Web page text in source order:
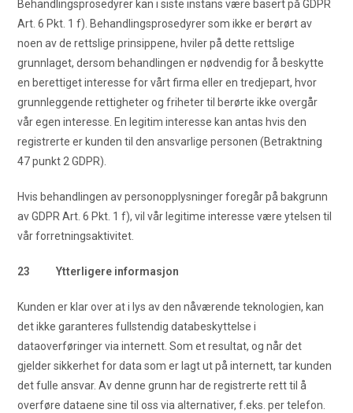
Behandlingsprosedyrer kan i siste instans være basert på GDPR
Art. 6 Pkt. 1 f). Behandlingsprosedyrer som ikke er berørt av
noen av de rettslige prinsippene, hviler på dette rettslige
grunnlaget, dersom behandlingen er nødvendig for å beskytte
en berettiget interesse for vårt firma eller en tredjepart, hvor
grunnleggende rettigheter og friheter til berørte ikke overgår
vår egen interesse. En legitim interesse kan antas hvis den
registrerte er kunden til den ansvarlige personen (Betraktning
47 punkt 2 GDPR).
Hvis behandlingen av personopplysninger foregår på bakgrunn
av GDPR Art. 6 Pkt. 1 f), vil vår legitime interesse være ytelsen til
vår forretningsaktivitet.
23 Ytterligere informasjon
Kunden er klar over at i lys av den nåværende teknologien, kan
det ikke garanteres fullstendig databeskyttelse i
dataoverføringer via internett. Som et resultat, og når det
gjelder sikkerhet for data som er lagt ut på internett, tar kunden
det fulle ansvar. Av denne grunn har de registrerte rett til å
overføre dataene sine til oss via alternativer, f.eks. per telefon.